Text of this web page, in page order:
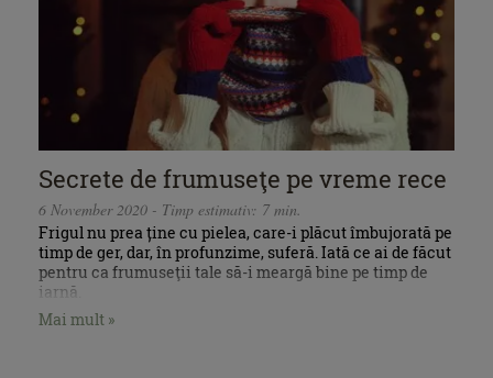
Secrete de frumuseţe pe vreme rece
6 November 2020 - Timp estimativ: 7 min.
Frigul nu prea ține cu pielea, care-i plăcut îmbujorată pe
timp de ger, dar, în profunzime, suferă. Iată ce ai de făcut
pentru ca frumuseţii tale să-i meargă bine pe timp de
iarnă.
Mai mult »